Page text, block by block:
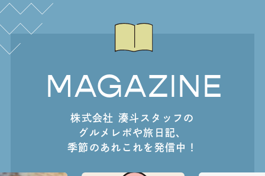
MAGAZINE
株式会社 湊斗スタッフの
グルメレポや旅日記、
季節のあれこれを発信中！